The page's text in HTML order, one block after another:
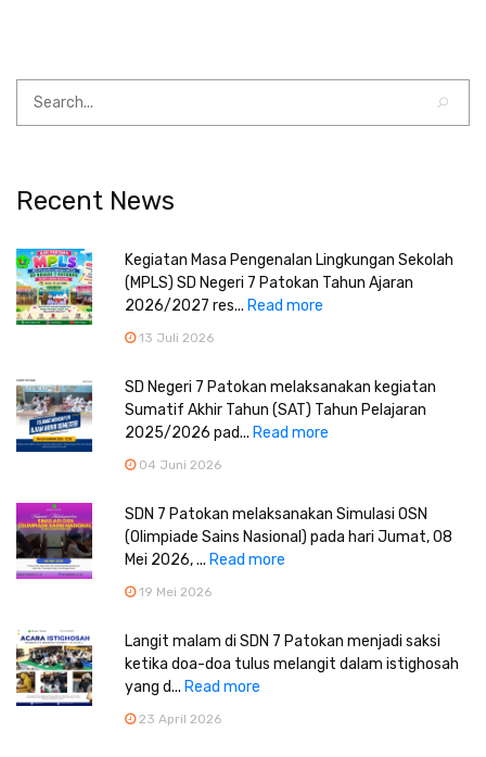
Recent News
Kegiatan Masa Pengenalan Lingkungan Sekolah
(MPLS) SD Negeri 7 Patokan Tahun Ajaran
2026/2027 res... Read more
13 Juli 2026
SD Negeri 7 Patokan melaksanakan kegiatan
Sumatif Akhir Tahun (SAT) Tahun Pelajaran
2025/2026 pad... Read more
04 Juni 2026
SDN 7 Patokan melaksanakan Simulasi OSN
(Olimpiade Sains Nasional) pada hari Jumat, 08
Mei 2026, ... Read more
19 Mei 2026
Langit malam di SDN 7 Patokan menjadi saksi
ketika doa-doa tulus melangit dalam istighosah
yang d... Read more
23 April 2026